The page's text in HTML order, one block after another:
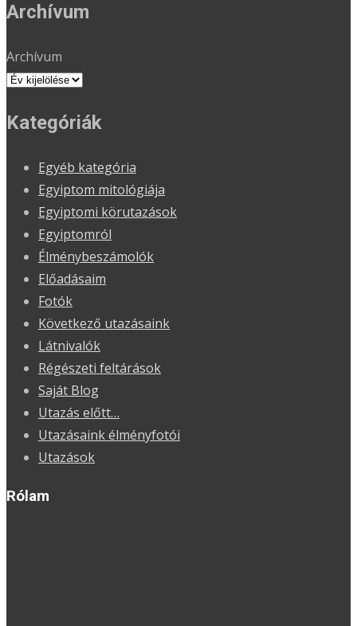
Archívum
Archívum
Kategóriák
Egyéb kategória
Egyiptom mitológiája
Egyiptomi körutazások
Egyiptomról
Élménybeszámolók
Előadásaim
Fotók
Következő utazásaink
Látnivalók
Régészeti feltárások
Saját Blog
Utazás előtt…
Utazásaink élményfotói
Utazások
Rólam